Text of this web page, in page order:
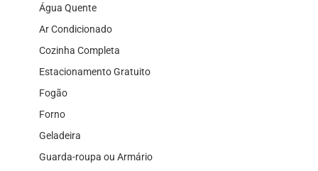
Água Quente
Ar Condicionado
Cozinha Completa
Estacionamento Gratuito
Fogão
Forno
Geladeira
Guarda-roupa ou Armário